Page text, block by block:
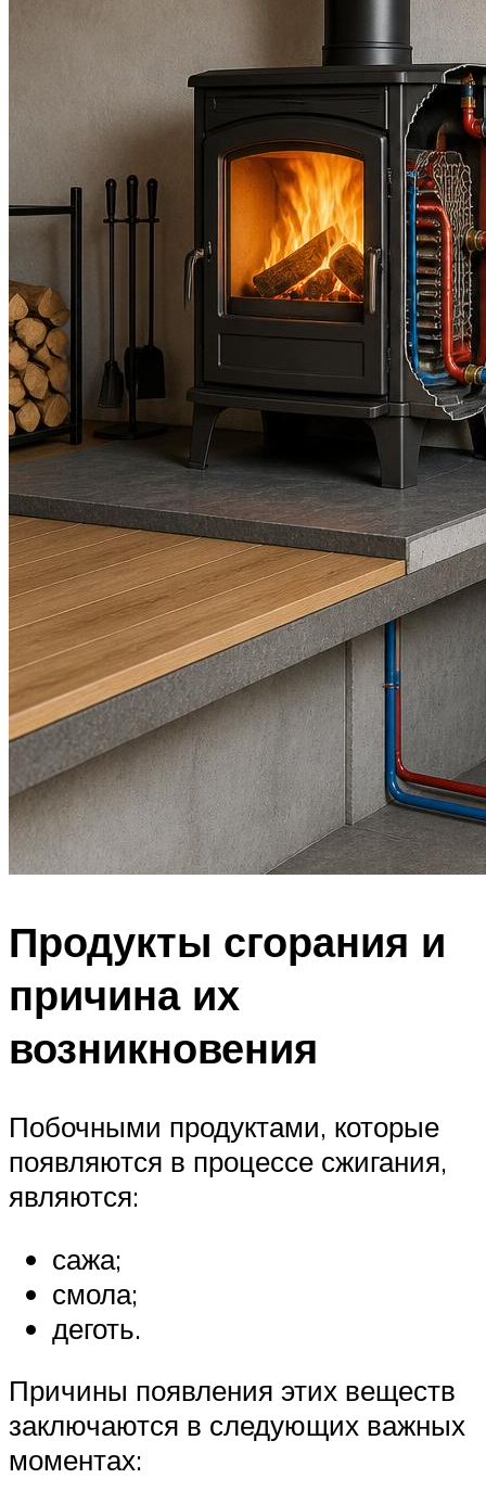
Продукты сгорания и
причина их
возникновения
Побочными продуктами, которые
появляются в процессе сжигания,
являются:
сажа;
смола;
деготь.
Причины появления этих веществ
заключаются в следующих важных
моментах: